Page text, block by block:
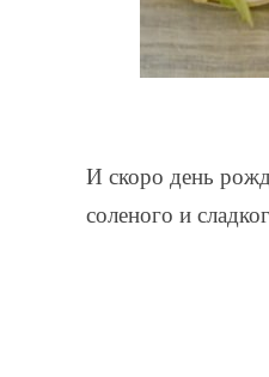
И скоро день
соленого и